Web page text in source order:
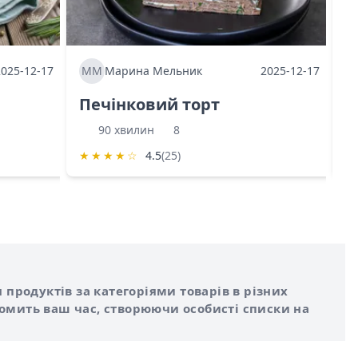
12-17 МММарина Мельник 2025-12-17
Печінковий торт
90 хвилин
8
★ ★ ★ ★ ☆ 4.5(25)
за категоріями товарів в різних
ваш час, створюючи особисті списки на